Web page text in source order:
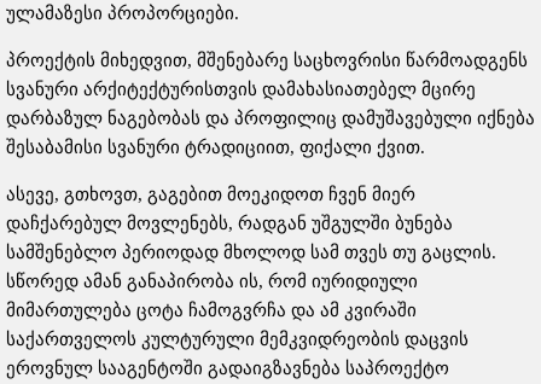
ულამაზესი პროპორციები.
პროექტის მიხედვით, მშენებარე საცხოვრისი წარმოადგენს
სვანური არქიტექტურისთვის დამახასიათებელ მცირე
დარბაზულ ნაგებობას და პროფილიც დამუშავებული იქნება
შესაბამისი სვანური ტრადიციით, ფიქალი ქვით.
ასევე, გთხოვთ, გაგებით მოეკიდოთ ჩვენ მიერ
დაჩქარებულ მოვლენებს, რადგან უშგულში ბუნება
სამშენებლო პერიოდად მხოლოდ სამ თვეს თუ გაცლის.
სწორედ ამან განაპირობა ის, რომ იურიდიული
მიმართულება ცოტა ჩამოგვრჩა და ამ კვირაში
საქართველოს კულტურული მემკვიდრეობის დაცვის
ეროვნულ სააგენტოში გადაიგზავნება საპროექტო